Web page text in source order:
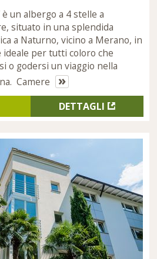
un albergo a 4 stelle a
situato in una splendida
a Naturno, vicino a Merano, in
ideale per tutti coloro che
o godersi un viaggio nella
Camere
»
DETTAGLI